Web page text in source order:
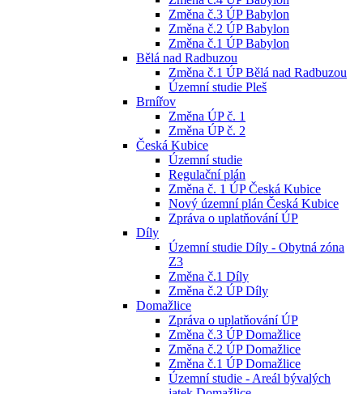
Změna č.3 ÚP Babylon
Změna č.2 ÚP Babylon
Změna č.1 ÚP Babylon
Bělá nad Radbuzou
Změna č.1 ÚP Bělá nad Radbuzou
Územní studie Pleš
Brnířov
Změna ÚP č. 1
Změna ÚP č. 2
Česká Kubice
Územní studie
Regulační plán
Změna č. 1 ÚP Česká Kubice
Nový územní plán Česká Kubice
Zpráva o uplatňování ÚP
Díly
Územní studie Díly - Obytná zóna
Z3
Změna č.1 Díly
Změna č.2 ÚP Díly
Domažlice
Zpráva o uplatňování ÚP
Změna č.3 ÚP Domažlice
Změna č.2 ÚP Domažlice
Změna č.1 ÚP Domažlice
Územní studie - Areál bývalých